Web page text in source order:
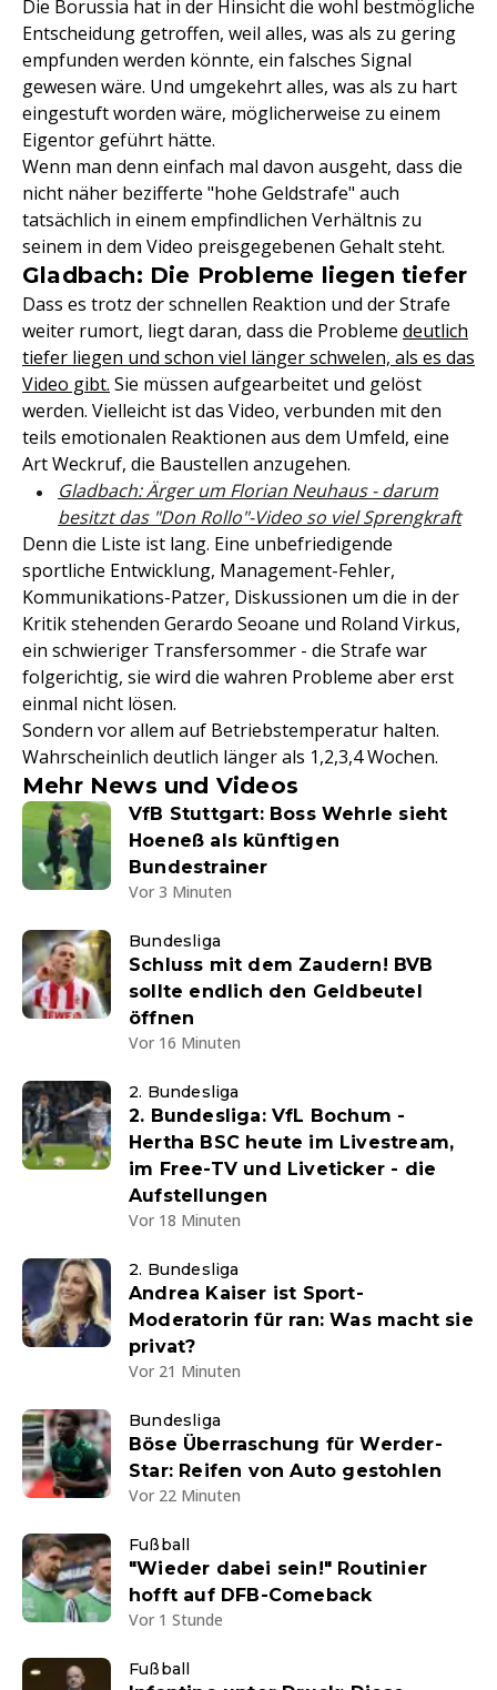
Die Borussia hat in der Hinsicht die wohl bestmögliche
Entscheidung getroffen, weil alles, was als zu gering
empfunden werden könnte, ein falsches Signal
gewesen wäre. Und umgekehrt alles, was als zu hart
eingestuft worden wäre, möglicherweise zu einem
Eigentor geführt hätte.
Wenn man denn einfach mal davon ausgeht, dass die
nicht näher bezifferte "hohe Geldstrafe" auch
tatsächlich in einem empfindlichen Verhältnis zu
seinem in dem Video preisgegebenen Gehalt steht.
Gladbach: Die Probleme liegen tiefer
Dass es trotz der schnellen Reaktion und der Strafe
weiter rumort, liegt daran, dass die Probleme deutlich
tiefer liegen und schon viel länger schwelen, als es das
Video gibt. Sie müssen aufgearbeitet und gelöst
werden. Vielleicht ist das Video, verbunden mit den
teils emotionalen Reaktionen aus dem Umfeld, eine
Art Weckruf, die Baustellen anzugehen.
Gladbach: Ärger um Florian Neuhaus - darum
besitzt das "Don Rollo"-Video so viel Sprengkraft
Denn die Liste ist lang. Eine unbefriedigende
sportliche Entwicklung, Management-Fehler,
Kommunikations-Patzer, Diskussionen um die in der
Kritik stehenden Gerardo Seoane und Roland Virkus,
ein schwieriger Transfersommer - die Strafe war
folgerichtig, sie wird die wahren Probleme aber erst
einmal nicht lösen.
Sondern vor allem auf Betriebstemperatur halten.
Wahrscheinlich deutlich länger als 1,2,3,4 Wochen.
Mehr News und Videos
VfB Stuttgart: Boss Wehrle sieht
Hoeneß als künftigen
Bundestrainer
Vor 3 Minuten
Bundesliga
Schluss mit dem Zaudern! BVB
sollte endlich den Geldbeutel
öffnen
Vor 16 Minuten
2. Bundesliga
2. Bundesliga: VfL Bochum -
Hertha BSC heute im Livestream,
im Free-TV und Liveticker - die
Aufstellungen
Vor 18 Minuten
2. Bundesliga
Andrea Kaiser ist Sport-
Moderatorin für ran: Was macht sie
privat?
Vor 21 Minuten
Bundesliga
Böse Überraschung für Werder-
Star: Reifen von Auto gestohlen
Vor 22 Minuten
Fußball
"Wieder dabei sein!" Routinier
hofft auf DFB-Comeback
Vor 1 Stunde
Fußball